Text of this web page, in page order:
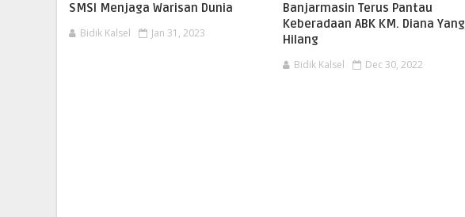
SMSI Menjaga Warisan Dunia
Bidik Kalsel Jan 31, 2023
Banjarmasin Terus Pantau
Keberadaan ABK KM. Diana Yang
Hilang
Bidik Kalsel Dec 30, 2022